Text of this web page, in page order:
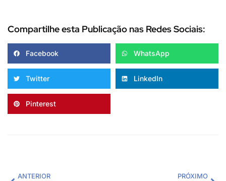
Compartilhe esta Publicação nas Redes Sociais:
Facebook WhatsApp
Twitter LinkedIn
Pinterest
ANTERIOR PRÓXIMO